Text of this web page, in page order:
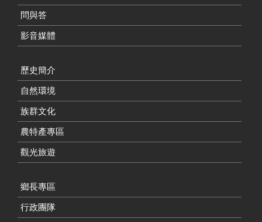
問與答
影音媒體
歷史簡介
自然環境
族群文化
農特產專區
觀光旅遊
鄉長專區
行政團隊